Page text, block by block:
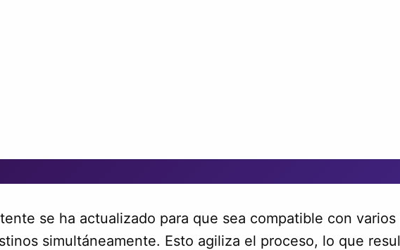
se ha actualizado para que sea compatible con
simultáneamente. Esto agiliza el proceso, lo que